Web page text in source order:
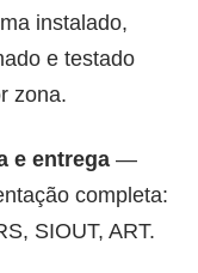
instalado,
e testado
zona.
e entrega —
completa:
SIOUT, ART.